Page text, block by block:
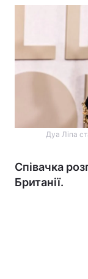
Дуа Ліпа
Співачка
Британії.